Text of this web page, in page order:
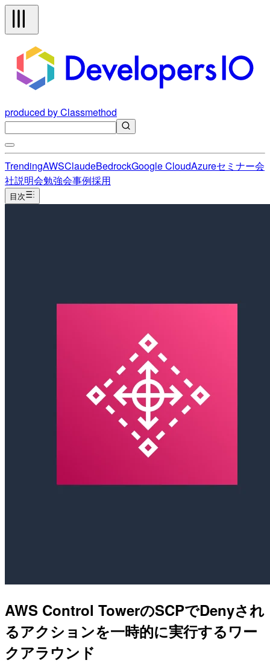
produced by Classmethod
TrendingAWSClaudeBedrockGoogle CloudAzureセミナー会
社説明会勉強会事例採用
目次
AWS Control TowerのSCPでDenyされ
るアクションを一時的に実行するワー
クアラウンド